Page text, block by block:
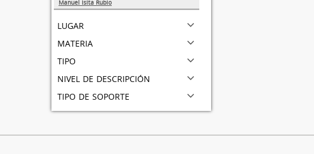
Manuel Isita Rubio
lugar
materia
tipo
nivel de descripción
tipo de soporte